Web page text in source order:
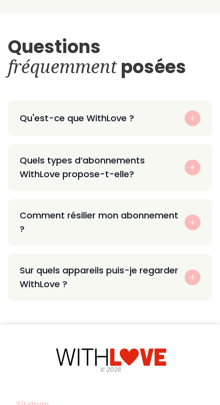
Questions
fréquemmentposées
Qu'est-ce que WithLove ?
Quels types d’abonnements
WithLove propose-t-elle?
Comment résilier mon abonnement
?
Sur quels appareils puis-je regarder
WithLove ?
©2026